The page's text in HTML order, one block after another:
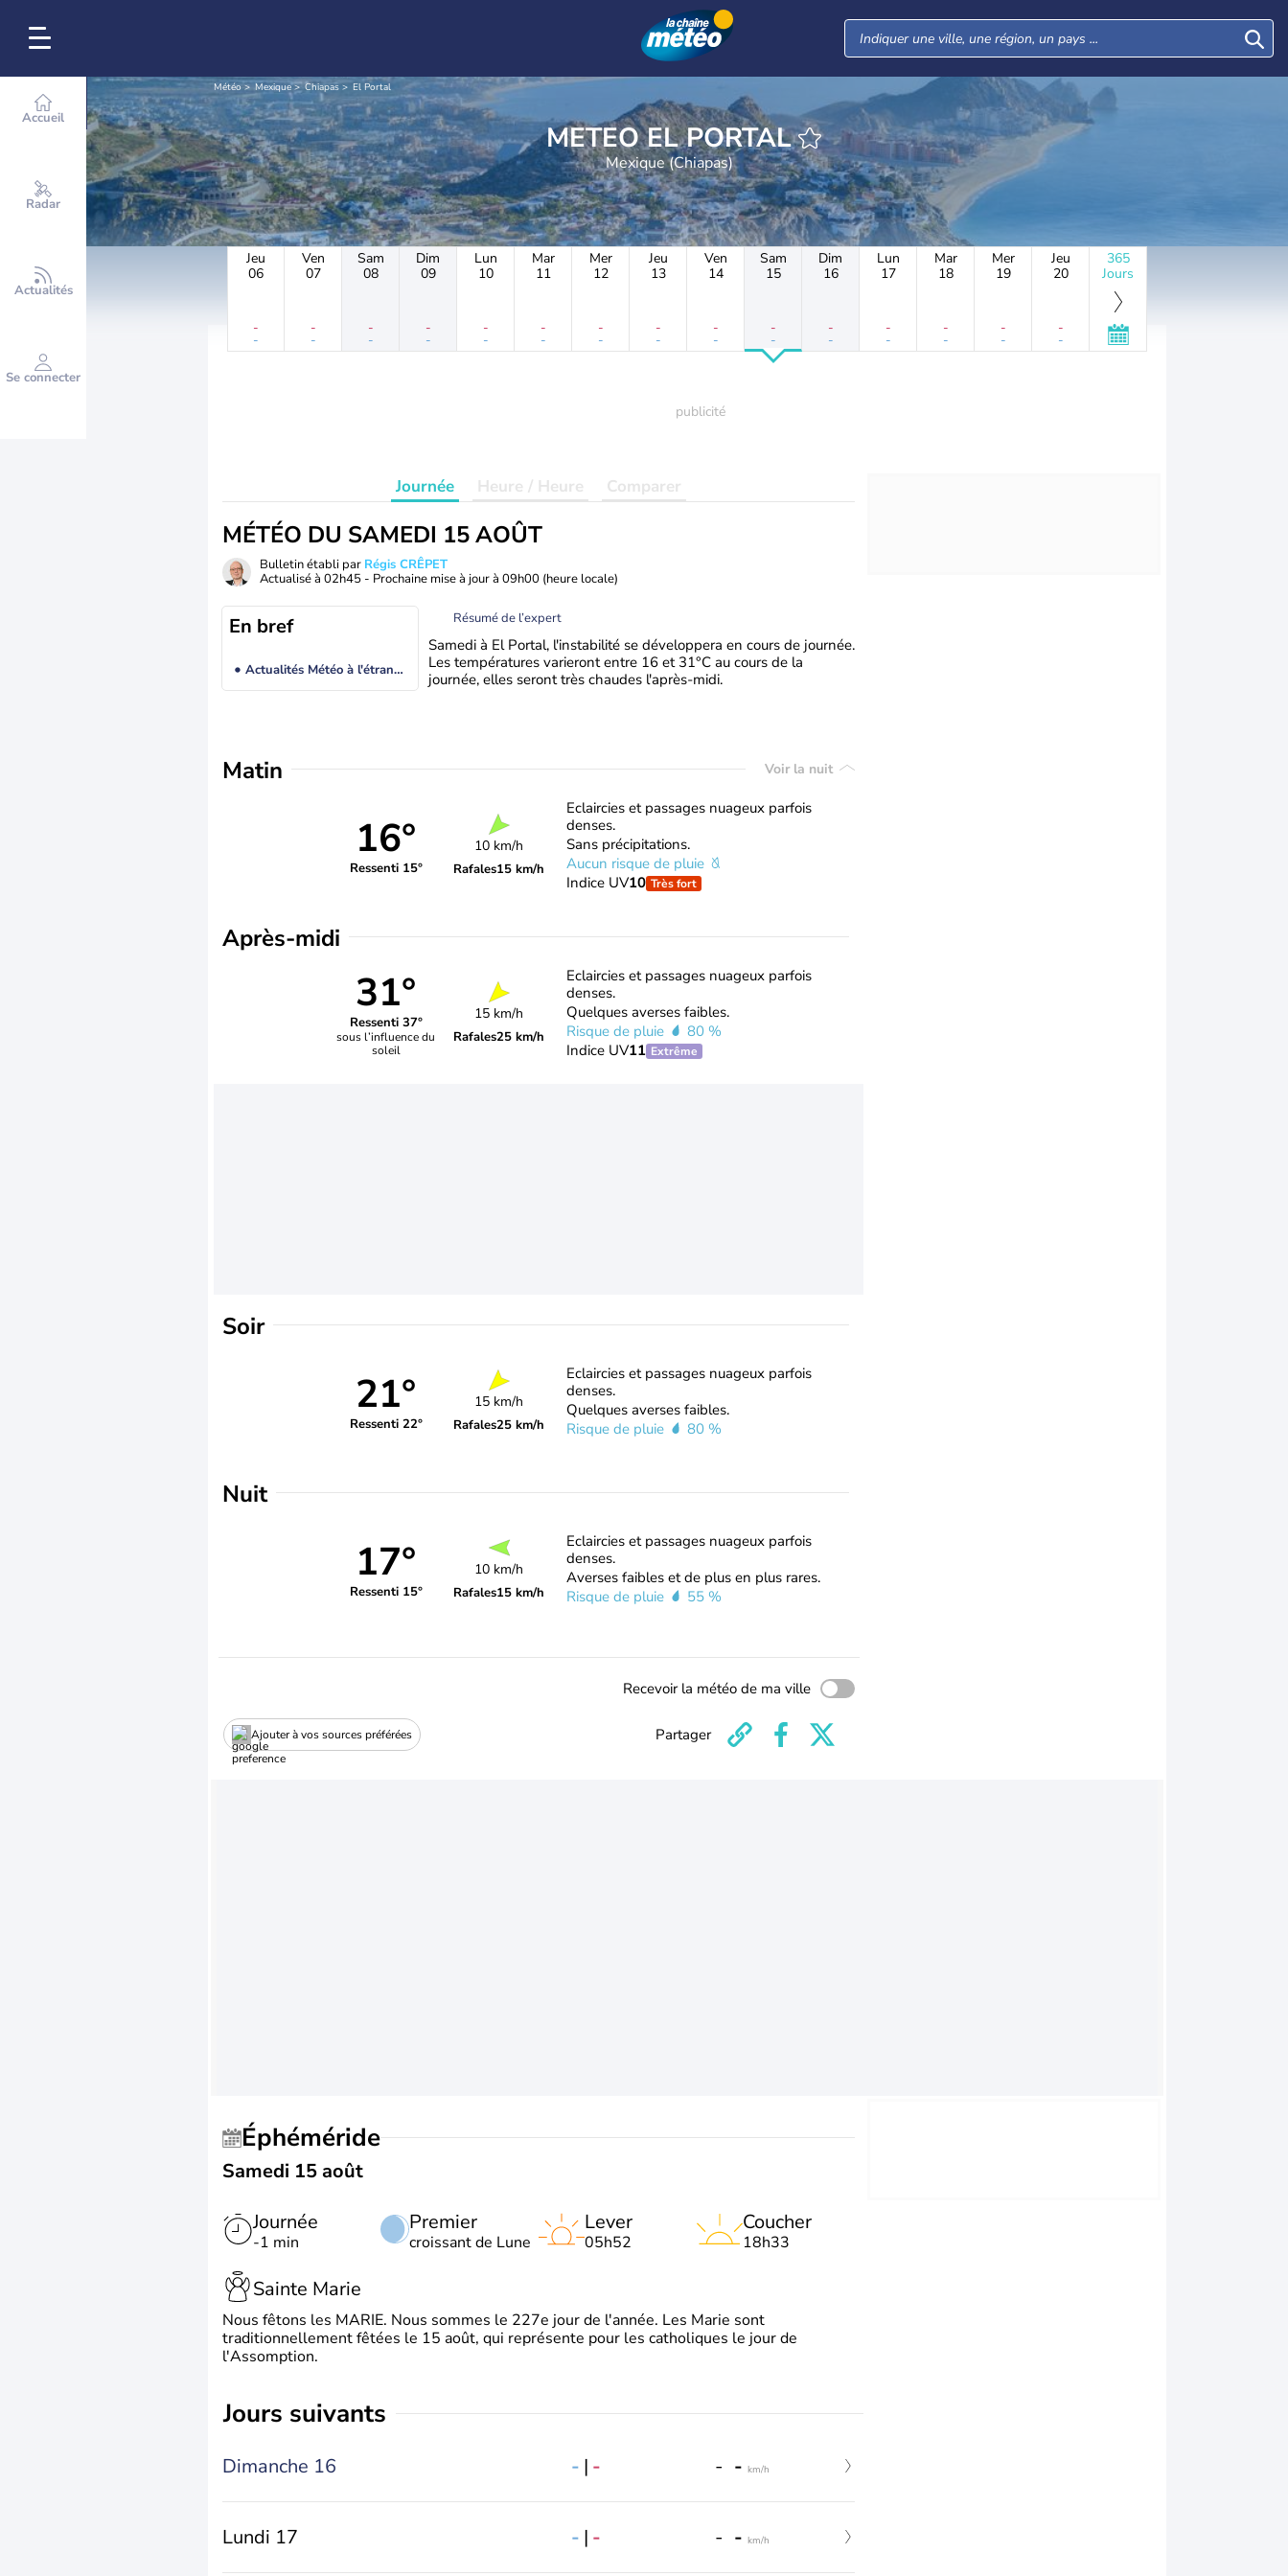
Accueil
Radar
Actualités
Se connecter
Météo Mexique Chiapas El Portal
METEO EL PORTAL
Mexique (Chiapas)
Jeu
06
-
-
Ven
07
-
-
Sam
08
-
-
Dim
09
-
-
Lun
10
-
-
Mar
11
-
-
Mer
12
-
-
Jeu
13
-
-
Ven
14
-
-
Sam
15
-
-
Dim
16
-
-
Lun
17
-
-
Mar
18
-
-
Mer
19
-
-
Jeu
20
-
-
365
Jours
Journée Heure / Heure Comparer
MÉTÉO DU SAMEDI 15 AOÛT
Bulletin établi par Régis CRÊPET
Actualisé à 02h45 - Prochaine mise à jour à 09h00 (heure locale)
En bref
Actualités Météo à l'étranger
Résumé de l’expert
Samedi à El Portal, l'instabilité se développera en cours de journée.
Les températures varieront entre 16 et 31°C au cours de la
journée, elles seront très chaudes l'après-midi.
Matin Voir la nuit
16°
Ressenti 15°
10 km/h
Rafales15 km/h
Eclaircies et passages nuageux parfois
denses.
Sans précipitations.
Aucun risque de pluie
Indice UV10 Très fort
Après-midi
31°
Ressenti 37°
sous l’influence du
soleil
15 km/h
Rafales25 km/h
Eclaircies et passages nuageux parfois
denses.
Quelques averses faibles.
Risque de pluie
80 %
Indice UV11 Extrême
Soir
21°
Ressenti 22°
15 km/h
Rafales25 km/h
Eclaircies et passages nuageux parfois
denses.
Quelques averses faibles.
Risque de pluie
80 %
Nuit
17°
Ressenti 15°
10 km/h
Rafales15 km/h
Eclaircies et passages nuageux parfois
denses.
Averses faibles et de plus en plus rares.
Risque de pluie
55 %
Recevoir la météo de ma ville
Ajouter à vos sources préférées Partager
Éphéméride
Samedi 15 août
Journée
-1 min
Premier
croissant de Lune
Lever
05h52
Coucher
18h33
Sainte Marie
Nous fêtons les MARIE. Nous sommes le 227e jour de l'année. Les Marie sont
traditionnellement fêtées le 15 août, qui représente pour les catholiques le jour de
l'Assomption.
jours suivants
Dimanche 16 - | - - - km/h
Lundi 17 - | - - - km/h